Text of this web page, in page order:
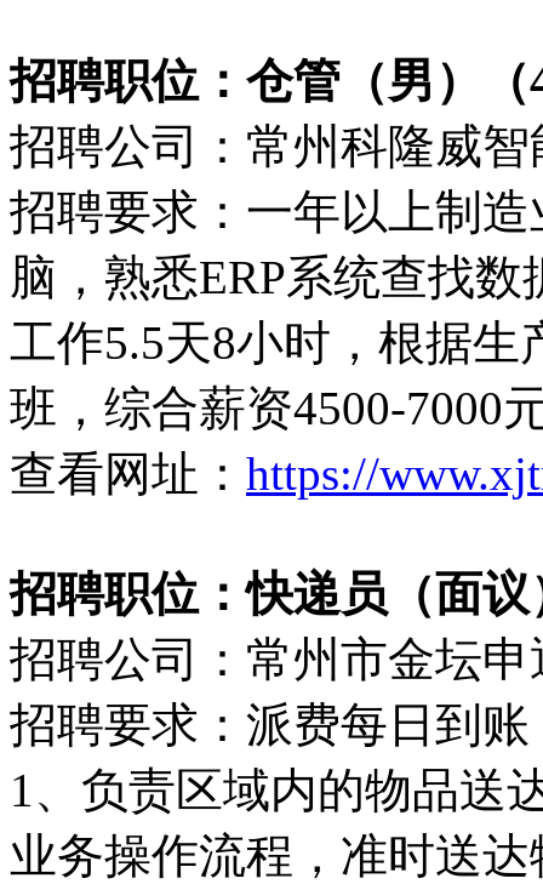
招聘职位：仓管（男）（
招聘公司：常州科隆威
招聘要求：一年以上制
脑，熟悉ERP系统查找
工作5.5天8小时，根据
班，综合薪资4500-7000
查看网址： https://
招聘职位：快递员（面议
招聘公司：常州市金坛
招聘要求：派费每日到账
1、负责区域内的物品送
业务操作流程，准时送